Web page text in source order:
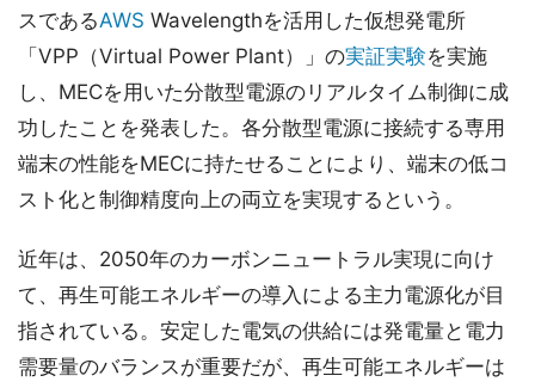
スであるAWS Wavelengthを活用した仮想発電所
「VPP（Virtual Power Plant）」の実証実験を実施
し、MECを用いた分散型電源のリアルタイム制御に成
功したことを発表した。各分散型電源に接続する専用
端末の性能をMECに持たせることにより、端末の低コ
スト化と制御精度向上の両立を実現するという。
近年は、2050年のカーボンニュートラル実現に向け
て、再生可能エネルギーの導入による主力電源化が目
指されている。安定した電気の供給には発電量と電力
需要量のバランスが重要だが、再生可能エネルギーは